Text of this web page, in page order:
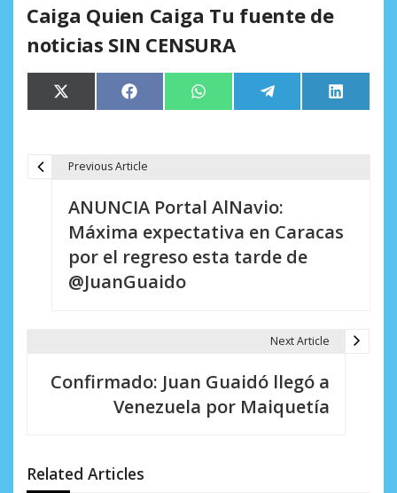
Caiga Quien Caiga Tu fuente de
noticias SIN CENSURA
Compartir
en
X
(Twitter)
Compartir
en
Facebook Compartir
en
WhatsApp Compartir
en
Telegram
en
LinkedIn
n
Previous Article
ANUNCIA Portal AlNavio:
Máxima expectativa en Caracas
por el regreso esta tarde de
@JuanGuaido
Next Article
Confirmado: Juan Guaidó llegó a
Venezuela por Maiquetía
Related Articles